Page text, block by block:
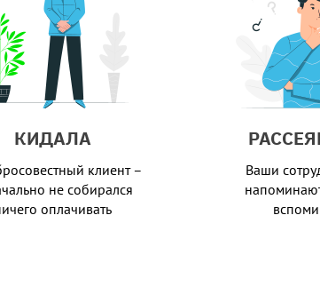
КИДАЛА
клиент –
не собирался
оплачивать
Ваши